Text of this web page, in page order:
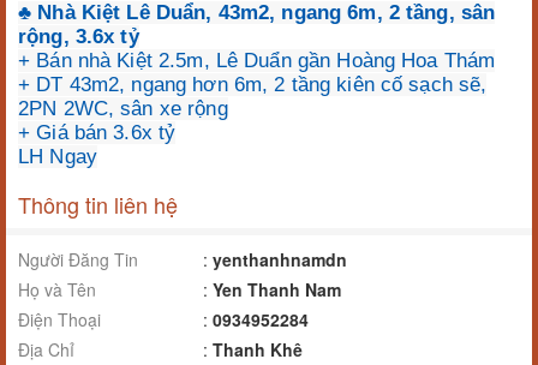
♣ Nhà Kiệt Lê Duẩn, 43m2, ngang 6m, 2 tầng, sân
rộng, 3.6x tỷ
+ Bán nhà Kiệt 2.5m, Lê Duẩn gần Hoàng Hoa Thám
+ DT 43m2, ngang hơn 6m, 2 tầng kiên cố sạch sẽ,
2PN 2WC, sân xe rộng
+ Giá bán 3.6x tỷ
LH Ngay
Thông tin liên hệ
Người Đăng Tin : yenthanhnamdn
Họ và Tên
: Yen Thanh Nam
Điện Thoại
: 0934952284
Địa Chỉ
: Thanh Khê